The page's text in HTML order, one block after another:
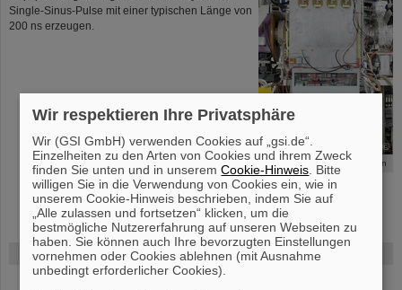
FAIR
©
ESR-Barrier-Bucket-Kavitäten
Single-Sinus-Pulse mit einer typischen Länge von
200 ns erzeugen.
Wir respektieren Ihre Privatsphäre
Wir (GSI GmbH) verwenden Cookies auf „gsi.de“.
Einzelheiten zu den Arten von Cookies und ihrem Zweck
finden Sie unten und in unseremCookie-Hinweis . Bitte
willigen Sie in die Verwendung von Cookies ein, wie in
unserem Cookie-Hinweis beschrieben, indem Sie auf
„Alle zulassen und fortsetzen“ klicken, um die
bestmögliche Nutzererfahrung auf unseren Webseiten zu
haben. Sie können auch Ihre bevorzugten Einstellungen
vornehmen oder Cookies ablehnen (mit Ausnahme
unbedingt erforderlicher Cookies).